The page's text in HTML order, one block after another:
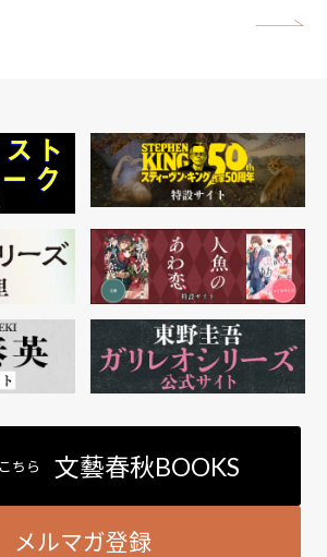
ちら 文藝春秋BOOKS
メルマガ登録